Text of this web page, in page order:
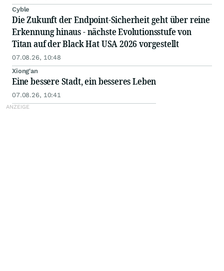
Cyble
Die Zukunft der Endpoint-Sicherheit geht über reine
Erkennung hinaus - nächste Evolutionsstufe von
Titan auf der Black Hat USA 2026 vorgestellt
07.08.26, 10:48
Xiong'an
Eine bessere Stadt, ein besseres Leben
07.08.26, 10:41